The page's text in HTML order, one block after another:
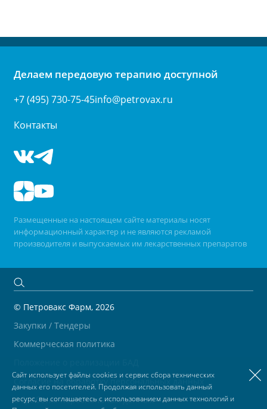
Делаем передовую терапию доступной
+7 (495) 730-75-45info@petrovax.ru
Контакты
Размещенные на настоящем сайте материалы носят
информационный характер и не являются рекламой
производителя и выпускаемых им лекарственных препаратов
© Петровакс Фарм, 2026
Закупки / Тендеры
Коммерческая политика
Согласие на обработку персональных данных
Обработка персональных данных
Сайт использует файлы cookies и сервис сбора технических
данных его посетителей. Продолжая использовать данный
ресурс, вы соглашаетесь с использованием данных технологий и